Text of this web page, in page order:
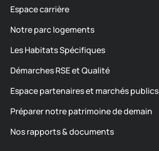
Espace carrière
Notre parc logements
Les Habitats Spécifiques
Démarches RSE et Qualité
Espace partenaires et marchés publics
Préparer notre patrimoine de demain
Nos rapports & documents